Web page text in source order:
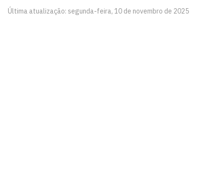
Última atualização: segunda-feira, 10 de novembro de 2025